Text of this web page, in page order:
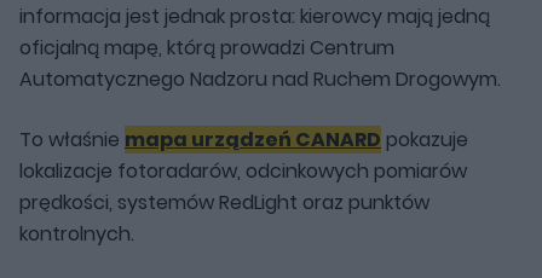
informacja jest jednak prosta: kierowcy mają jedną
oficjalną mapę, którą prowadzi Centrum
Automatycznego Nadzoru nad Ruchem Drogowym.
To właśnie mapa urządzeń CANARD pokazuje
lokalizacje fotoradarów, odcinkowych pomiarów
prędkości, systemów RedLight oraz punktów
kontrolnych.